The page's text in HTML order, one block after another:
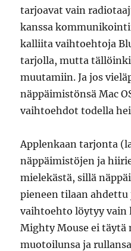
tarjoavat vain
kanssa
kalliita vaihtoehtoja
tarjolla, mutta
muutamiin. Ja jos
näppäimistönsä Mac
vaihtoehdot todella
Applenkaan tarjonta
näppäimistöjen ja
mielekästä, sillä
pieneen tilaan
vaihtoehto löytyy vain
Mighty Mouse ei täytä
muotoilunsa ja